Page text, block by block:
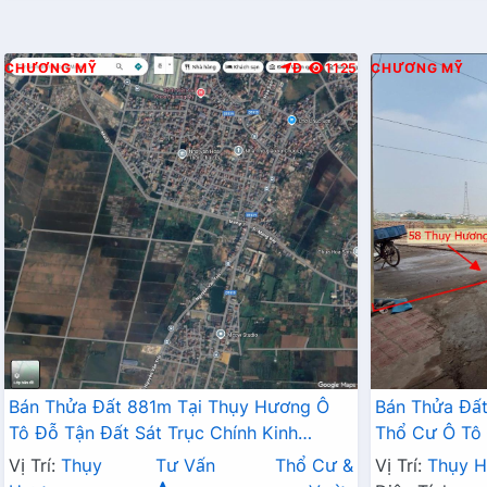
CHƯƠNG MỸ Đ 1125
Bán Thửa Đất 881m Tại Thụy Hương Ô
Tô Đỗ Tận Đất Sát Trục Chính Kinh
Doanh Liên Xã
Vị Trí: Thụy
Tư Vấn
Thổ Cư &
CHƯƠNG MỸ
Bán Thửa
Thổ Cư Ô
Kinh Doanh
Vị Trí: Thụy